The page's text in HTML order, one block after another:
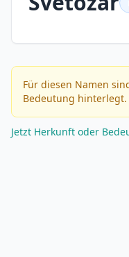
Für diesen Namen
Bedeutung hinterlegt.
Jetzt Herkunft oder